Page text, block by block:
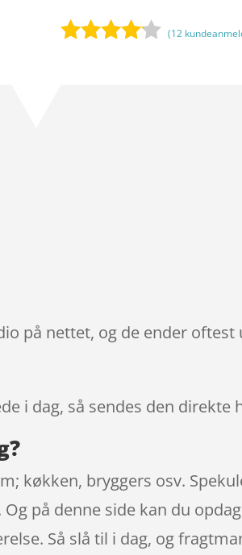
(12
på nettet, og de ender
i dag, så sendes den direkte
køkken, bryggers osv.
på denne side kan du
Så slå til i dag, og